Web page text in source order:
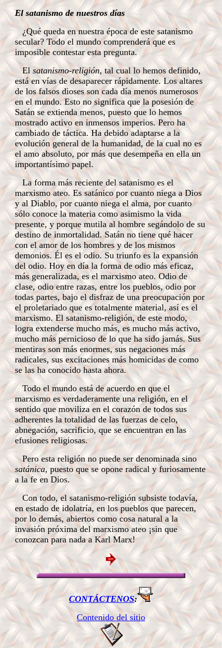
El satanismo de nuestros días
¿Qué queda en nuestra época de este satanismo
secular? Todo el mundo comprenderá que es
imposible contestar esta pregunta.
El satanismo-religión,tal cual lo hemos definido,
está en vías de desaparecer rápidamente. Los altares
de los falsos dioses son cada día menos numerosos
en el mundo. Esto no significa que la posesión de
Satán se extienda menos, puesto que lo hemos
mostrado activo en inmensos imperios. Pero ha
cambiado de táctica. Ha debido adaptarse a la
evolución general de la humanidad, de la cual no es
el amo absoluto, por más que desempeña en ella un
importantísimo papel.
La forma más reciente del satanismo es el
marxismo ateo. Es satánico por cuanto niega a Dios
y al Diablo, por cuanto niega el alma, por cuanto
sólo conoce la materia como asimismo la vida
presente, y porque mutila al hombre segándolo de su
destino de inmortalidad. Satán no tiene qué hacer
con el amor de los hombres y de los mismos
demonios. Él es el odio. Su triunfo es la expansión
del odio. Hoy en día la forma de odio más eficaz,
más generalizada, es el marxismo ateo. Odio de
clase, odio entre razas, entre los pueblos, odio por
todas partes, bajo el disfraz de una preocupación por
el proletariado que es totalmente material, así es el
marxismo. El satanismo-religión, de este modo,
logra extenderse mucho más, es mucho más activo,
mucho más pernicioso de lo que ha sido jamás. Sus
mentiras son más enormes, sus negaciones más
radicales, sus excitaciones más homicidas de como
se las ha conocido hasta ahora.
Todo el mundo está de acuerdo en que el
marxismo es verdaderamente una religión, en el
sentido que moviliza en el corazón de todos sus
adherentes la totalidad de las fuerzas de celo,
abnegación, sacrificio, que se encuentran en las
efusiones religiosas.
Pero esta religión no puede ser denominada sino
satánica, puesto que se opone radical y furiosamente
a la fe en Dios.
Con todo, el satanismo-religión subsiste todavía,
en estado de idolatría, en los pueblos que parecen,
por lo demás, abiertos como cosa natural a la
invasión próxima del marxismo ateo ¡sin que
conozcan para nada a Karl Marx!
CONTÁCTENOS:
Contenido del sitio